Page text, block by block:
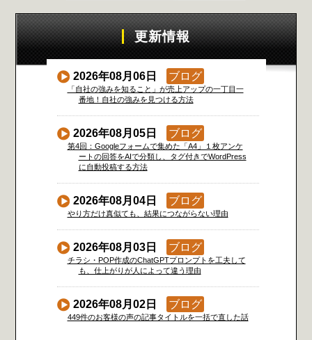
更新情報
2026年08月06日 ブログ
「自社の強みを知ること」が売上アップの一丁目一
番地！自社の強みを見つける方法
2026年08月05日 ブログ
第4回：Googleフォームで集めた「A4」１枚アンケ
ートの回答をAIで分類し、タグ付きでWordPress
に自動投稿する方法
2026年08月04日 ブログ
やり方だけ真似ても、結果につながらない理由
2026年08月03日 ブログ
チラシ・POP作成のChatGPTプロンプトを工夫して
も、仕上がりが人によって違う理由
2026年08月02日 ブログ
449件のお客様の声の記事タイトルを一括で直した話